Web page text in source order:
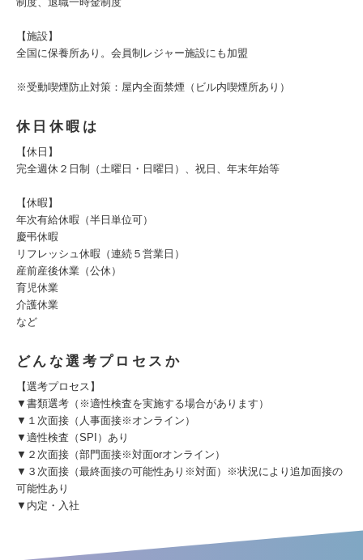
【施設】
全国に保養所あり。会員制レジャー施設にも加盟
※受動喫煙防止対策：屋内全面禁煙（ビル内喫煙所あり）
休日休暇は
【休日】
完全週休２日制（土曜日・日曜日）、祝日、年末年始等
【休暇】
年次有給休暇（半日単位可）
慶弔休暇
リフレッシュ休暇（連続５営業日）
産前産後休業（公休）
育児休業
介護休業
など
どんな選考プロセスか
【選考プロセス】
▼書類選考（※適性検査を実施する場合があります）
▼１次面接（人事面接※オンライン）
▼適性検査（SPI）あり
▼２次面接（部門面接※対面orオンライン）
▼３次面接（最終面接の可能性あり※対面）※状況により追加面接の
可能性あり
▼内定・入社